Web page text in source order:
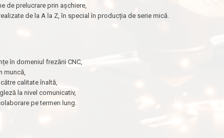
de prelucrare prin așchiere,
de la A la Z, în special în producția de serie mică.
în domeniul frezării CNC,
muncă,
calitate înaltă,
la nivel comunicativ,
pe termen lung.